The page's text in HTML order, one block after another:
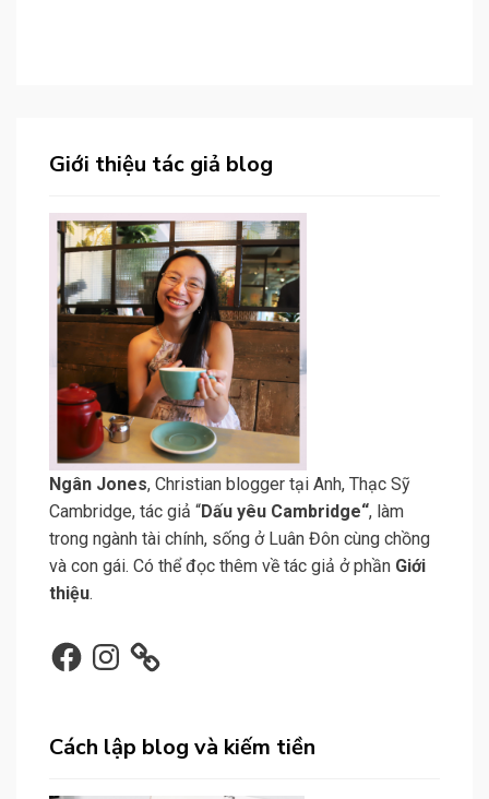
Giới thiệu tác giả blog
N gân Jones, Christian blogger tại Anh, Thạc Sỹ
Cambridge, tác giả “Dấu yêu Cambridge“, làm
trong ngành tài chính, sống ở Luân Đôn cùng chồng
và con gái. Có thể đọc thêm về tác giả ở phần Giới
thiệu.
FacebookInstagram
Cách lập blog và kiếm tiền